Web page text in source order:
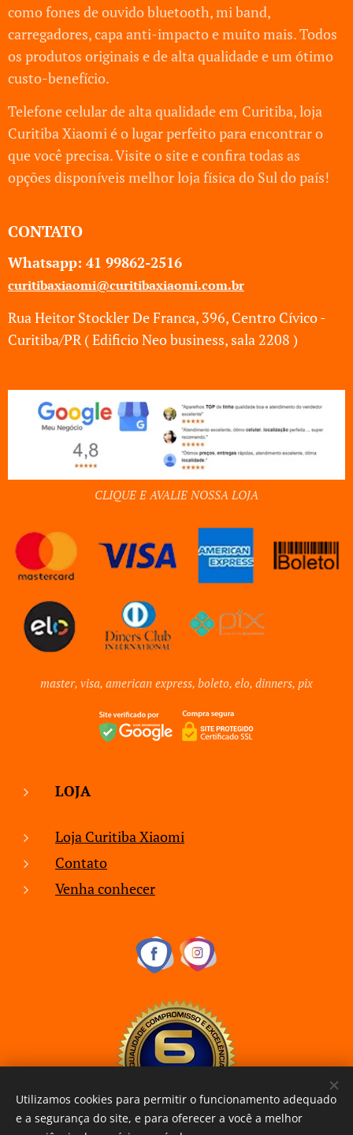
como fones de ouvido bluetooth, mi band,
carregadores, capa anti-impacto e muito mais. Todos
os produtos originais e de alta qualidade e um ótimo
custo-benefício.
Telefone celular de alta qualidade em Curitiba, loja
Curitiba Xiaomi é o lugar perfeito para encontrar o
que você precisa. Visite o site e confira todas as
opções disponíveis melhor loja física do Sul do país!
CONTATO
Whatsapp: 41 99862-2516
curitibaxiaomi@curitibaxiaomi.com.br
Rua Heitor Stockler De Franca, 396, Centro Cívico -
Curitiba/PR ( Edificio Neo business, sala 2208 )
CLIQUE E AVALIE NOSSA LOJA
master, visa, american express, boleto, elo, dinners, pix
LOJA
Loja Curitiba Xiaomi
Contato
Venha conhecer
Utilizamos cookies para permitir o funcionamento adequado
e a segurança do site, e para oferecer a você a melhor